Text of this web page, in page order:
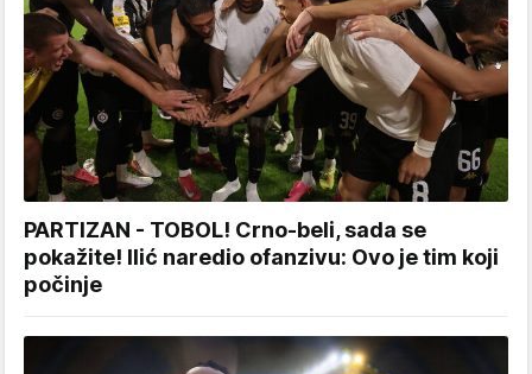
PARTIZAN - TOBOL! Crno-beli, sada se
pokažite! Ilić naredio ofanzivu: Ovo je tim koji
počinje